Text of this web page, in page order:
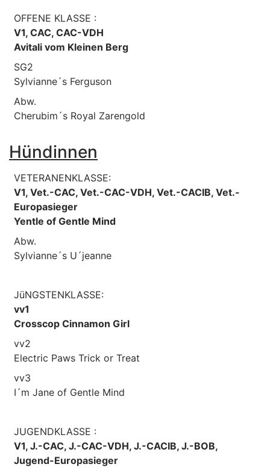
OFFENE KLASSE :
V1, CAC, CAC-VDH
Avitali vom Kleinen Berg
SG2
Sylvianne´s Ferguson
Abw.
Cherubim´s Royal Zarengold
Hündinnen
VETERANENKLASSE:
V1, Vet.-CAC, Vet.-CAC-VDH, Vet.-CACIB, Vet.-
Europasieger
Yentle of Gentle Mind
Abw.
Sylvianne´s U´jeanne
JüNGSTENKLASSE:
vv1
Crosscop Cinnamon Girl
vv2
Electric Paws Trick or Treat
vv3
I´m Jane of Gentle Mind
JUGENDKLASSE :
V1, J.-CAC, J.-CAC-VDH, J.-CACIB, J.-BOB,
Jugend-Europasieger